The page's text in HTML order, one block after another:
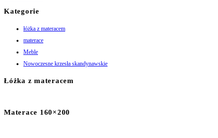
Kategorie
łóżka z materacem
materace
Meble
Nowoczesne krzesła skandynawskie
Łóżka z materacem
Materace 160×200